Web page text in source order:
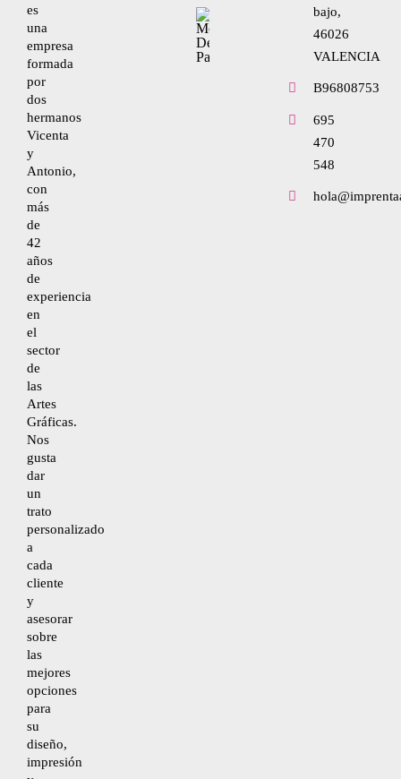
es
una
empresa
formada
por
dos
hermanos
Vicenta
y
Antonio,
con
más
de
42
años
de
experiencia
en
el
sector
de
las
Artes
Gráficas.
Nos
gusta
dar
un
trato
personalizado
a
cada
cliente
y
asesorar
sobre
las
mejores
opciones
para
su
diseño,
impresión
Condiciones de uso
bajo,
46026
VALENCIA
B96808753
695
470
548